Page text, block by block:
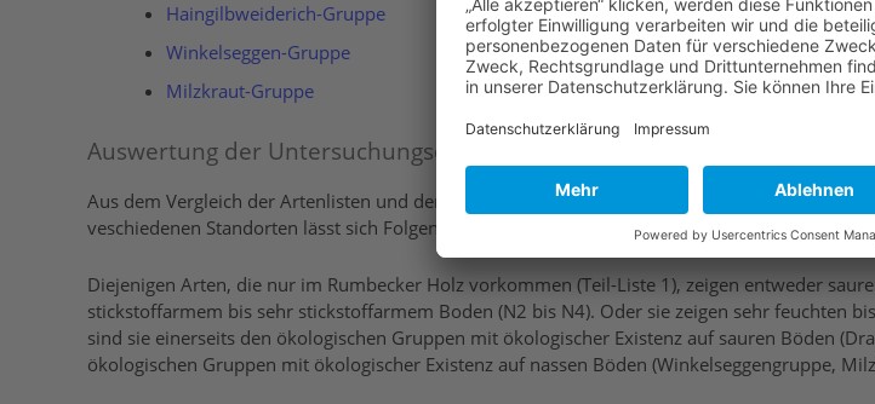
Haingilbweiderich-Gruppe
Winkelseggen-Gruppe
Milzkraut-Gruppe
Auswertung der Untersuchungsdaten
Aus dem Vergleich der Artenlisten und der Zeigerwerte sowie der Zuordnung vieler Arten zu
veschiedenen Standorten lässt sich Folgendes ableiten:
Diejenigen Arten, die nur im Rumbecker Holz vorkommen (Teil-Liste 1), zeigen entweder
stickstoffarmem bis sehr stickstoffarmem Boden (N2 bis N4). Oder sie zeigen sehr feuchten
sind sie einerseits den ökologischen Gruppen mit ökologischer Existenz auf sauren Böden
ökologischen Gruppen mit ökologischer Existenz auf nassen Böden (Winkelseggengruppe,